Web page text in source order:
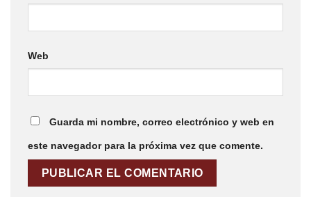
Web
Guarda mi nombre, correo electrónico y web en
este navegador para la próxima vez que comente.